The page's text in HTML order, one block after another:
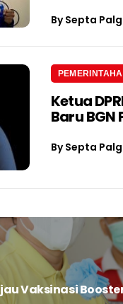
BySepta
Ketua
Baru
BySepta
Vaksinasi